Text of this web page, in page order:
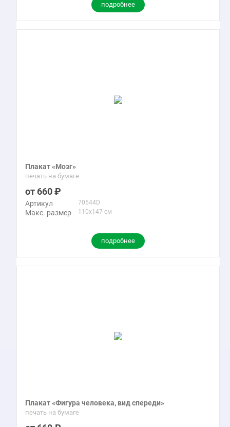
подробнее
Плакат «Мозг»
печать на бумаге
660
Артикул 70544D
Макс. размер 110x147 см
подробнее
Плакат «Фигура человека, вид спереди»
печать на бумаге